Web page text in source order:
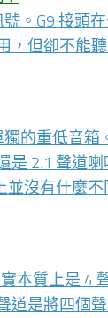
。G9 接頭
但卻不能
的重低音
2.1 聲道喇
沒有什麼不
本質上是 4
道是將四個